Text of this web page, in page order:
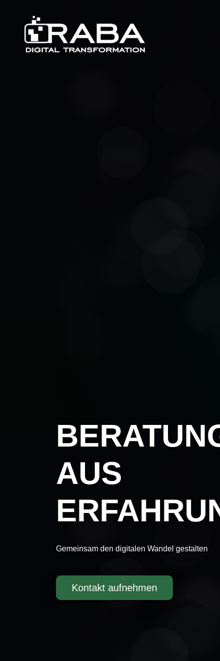
AUS
Gemeinsam den digitalen Wandel gestalten
Kontakt aufnehmen